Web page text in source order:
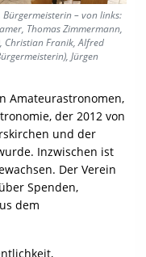
– von links:
Thomas Zimmermann,
Christian Franik, Alfred
Jürgen
Amateurastronomen,
der 2012 von
und der
Inzwischen ist
Der Verein
Spenden,
dem